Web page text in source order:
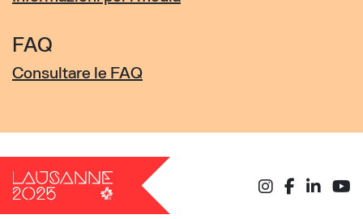
FAQ
Consultare le FAQ